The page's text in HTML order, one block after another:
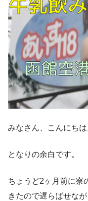
みなさん、こんにちは
となりの余白です。
ちょうど2ヶ月前に寮
きたので遅らばせなが